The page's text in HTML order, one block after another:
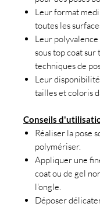
Leur format
toutes les
Leur
sous top coat sur
techniques de
Leur
tailles et coloris
Conseils
Réaliser la pose
polymériser.
Appliquer une
coat ou de gel
l'ongle.
Déposer